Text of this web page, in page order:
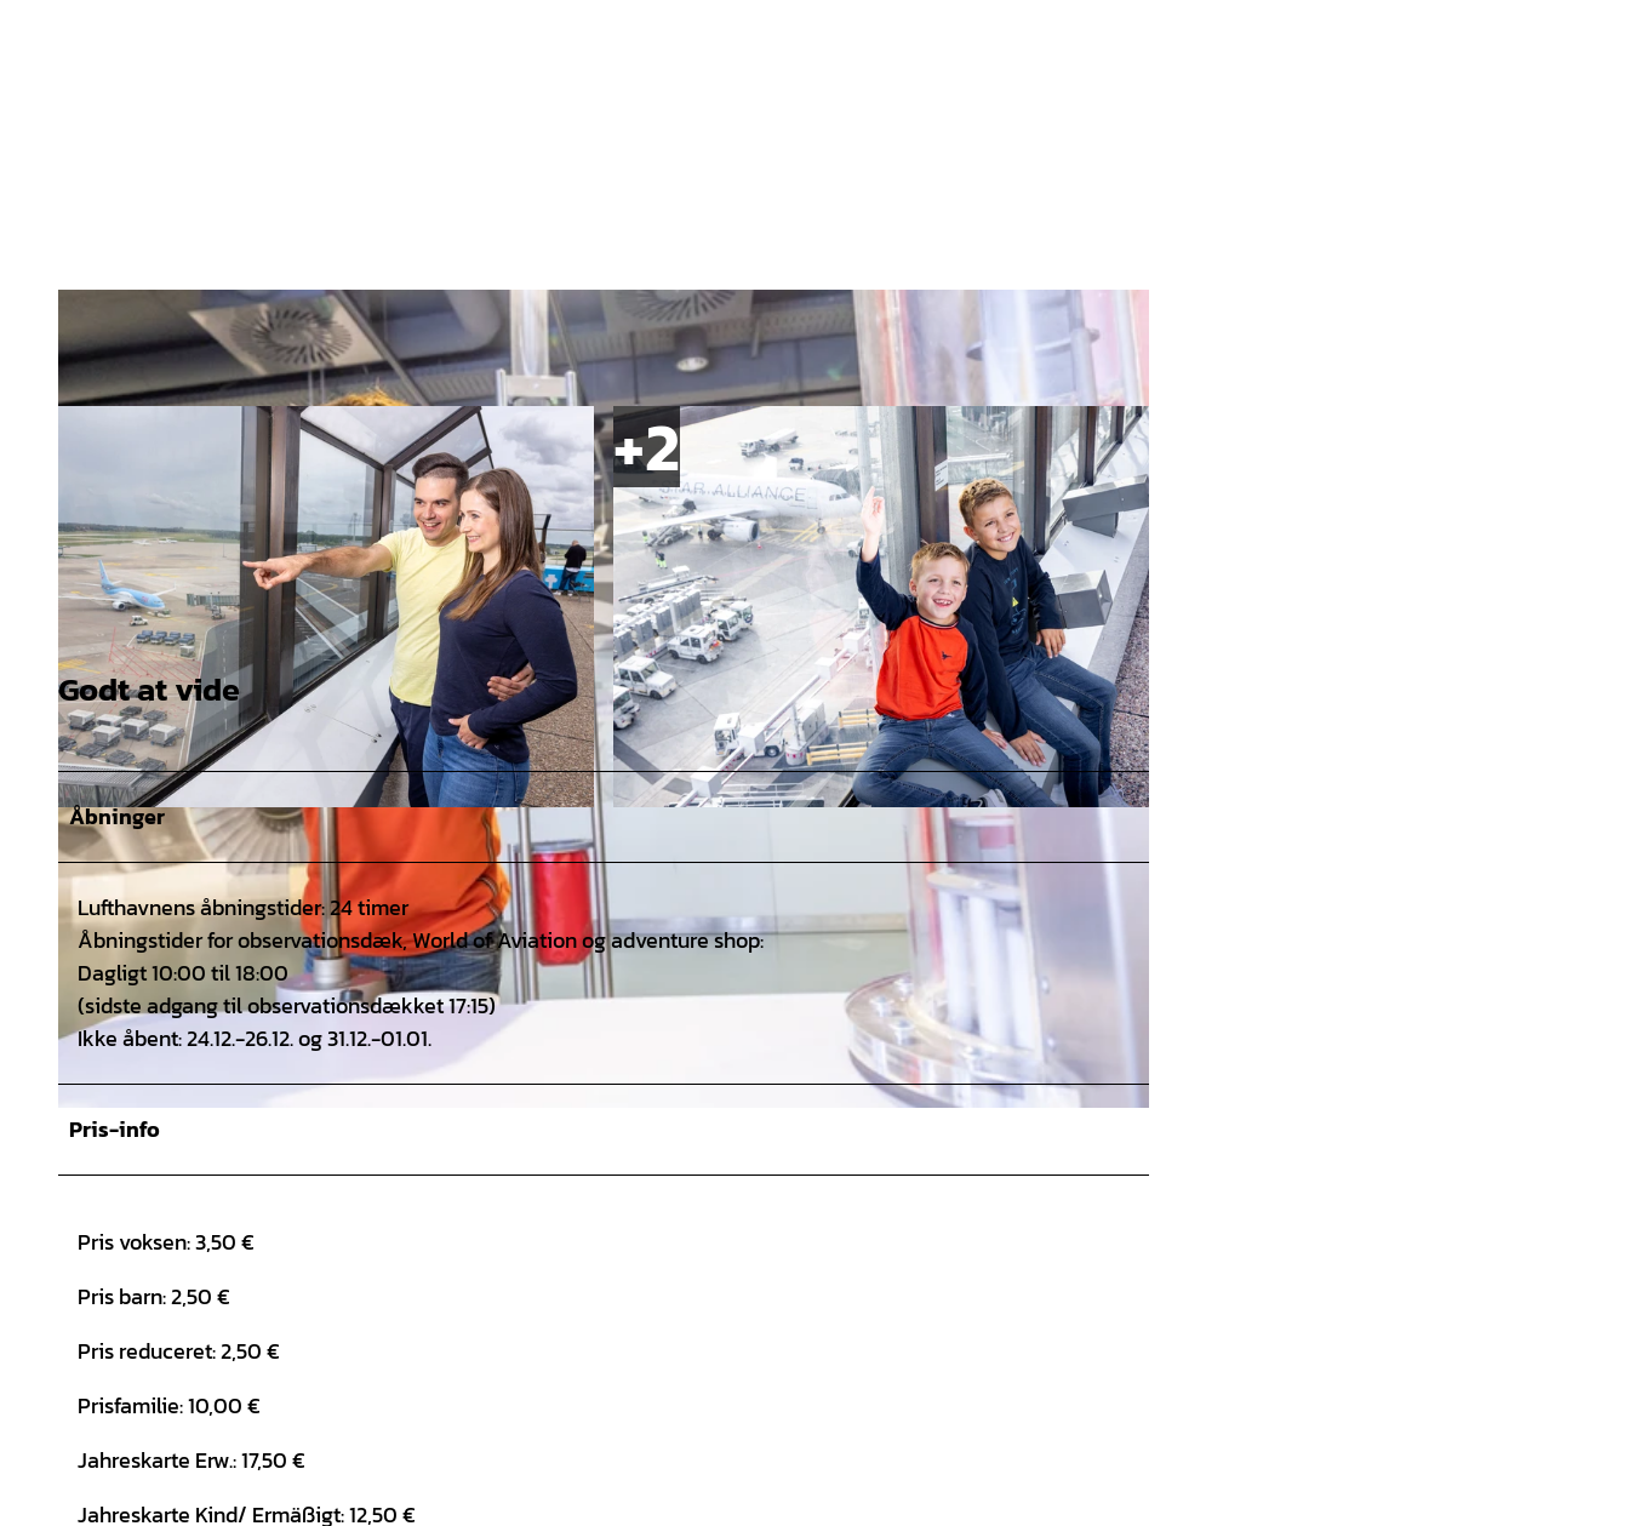
© Marek Kruszewski, Hannover Airport | CC-BY-SA
Godt at vide
Åbninger
Lufthavnens åbningstider: 24 timer
Åbningstider for observationsdæk, World of Aviation og adventure shop:
Dagligt 10:00 til 18:00
(sidste adgang til observationsdækket 17:15)
Ikke åbent: 24.12.-26.12. og 31.12.-01.01.
Pris-info
Pris voksen: 3,50 €
Pris barn: 2,50 €
Pris reduceret: 2,50 €
Prisfamilie: 10,00 €
Jahreskarte Erw.: 17,50 €
Jahreskarte Kind/ Ermäßigt: 12,50 €